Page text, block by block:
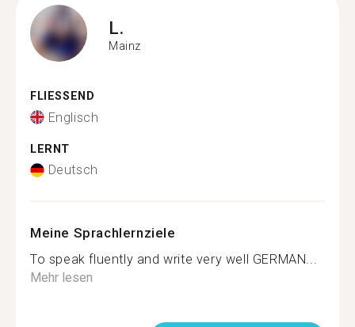
L.
Mainz
FLIESSEND
Englisch
LERNT
Deutsch
Meine Sprachlernziele
To speak fluently and write very well GERMAN...
Mehr lesen